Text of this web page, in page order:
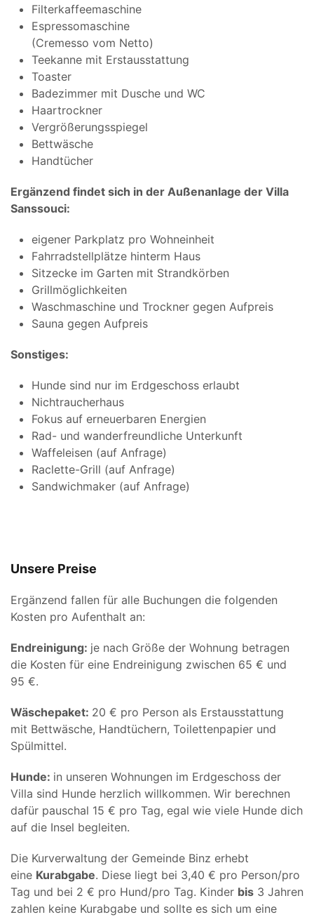
Filterkaffeemaschine
Espressomaschine
(Cremesso vom Netto)
Teekanne mit Erstausstattung
Toaster
Badezimmer mit Dusche und WC
Haartrockner
Vergrößerungsspiegel
Bettwäsche
Handtücher
Ergänzend findet sich in der Außenanlage der Villa
Sanssouci:
eigener Parkplatz pro Wohneinheit
Fahrrad­stellplätze hinterm Haus
Sitzecke im Garten mit Strandkörben
Grillmöglichkeiten
Waschmaschine und Trockner gegen Aufpreis
Sauna gegen Aufpreis
Sonstiges:
Hunde sind nur im Erdgeschoss erlaubt
Nichtraucherhaus
Fokus auf erneuerbaren Energien
Rad- und wanderfreundliche Unterkunft
Waffeleisen (auf Anfrage)
Raclette-Grill (auf Anfrage)
Sandwichmaker (auf Anfrage)
Unsere Preise
Ergänzend fallen für alle Buchungen die folgenden
Kosten pro Aufenthalt an:
Endreinigung: je nach Größe der Wohnung betragen
die Kosten für eine Endreinigung zwischen 65 € und
95 €.
Wäschepaket: 20 € pro Person als Erstausstattung
mit Bettwäsche, Handtüchern, Toilettenpapier und
Spülmittel.
Hunde: in unseren Wohnungen im Erdgeschoss der
Villa sind Hunde herzlich willkommen. Wir berechnen
dafür pauschal 15 € pro Tag, egal wie viele Hunde dich
auf die Insel begleiten.
Die Kurverwaltung der Gemeinde Binz erhebt
eine Kurabgabe. Diese liegt bei 3,40 € pro Person/pro
Tag und bei 2 € pro Hund/pro Tag. Kinder bis 3 Jahren
zahlen keine Kurabgabe und sollte es sich um eine